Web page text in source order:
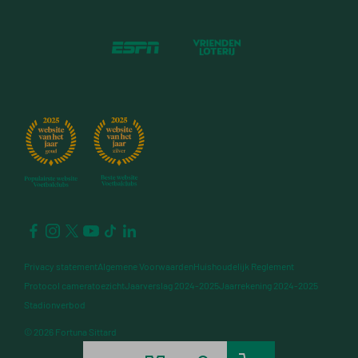
Privacy statementAlgemene VoorwaardenHuishoudelijk Reglement
Protocol cameratoezichtJaarverslag 2024-2025Jaarrekening 2024-2025
Stadionverbod
© 2026 Fortuna Sittard